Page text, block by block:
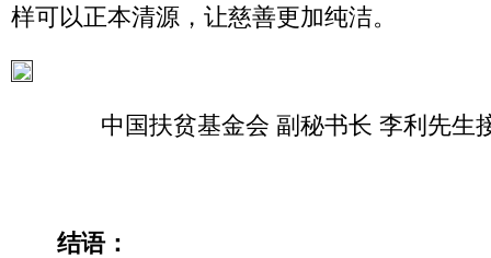
样可以正本清源，让慈善更加纯洁。
中国扶贫基金会 副秘书长 李利先生
结语：